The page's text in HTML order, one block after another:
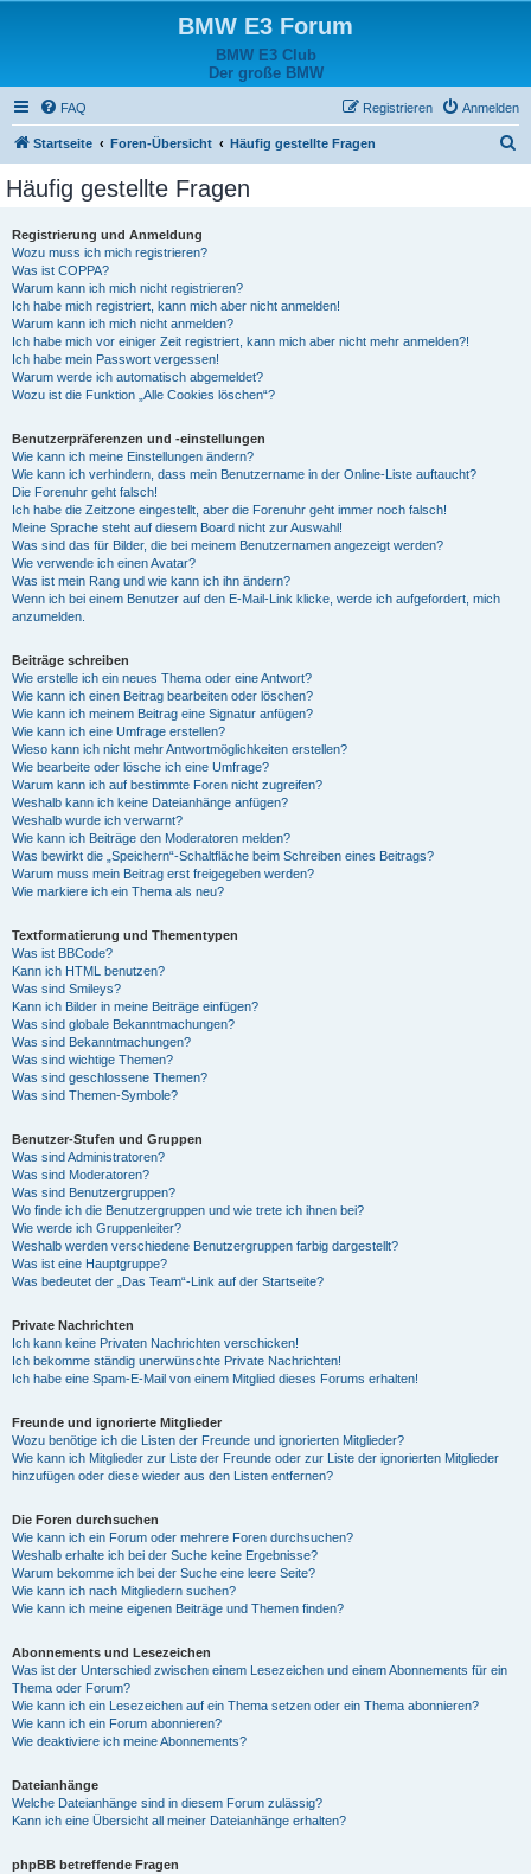
BMW E3 Forum
BMW E3 Club
Der große BMW
FAQ Anmelden
Registrieren
Startseite Foren-Übersicht Häufig gestellte Fragen
Häufig gestellte Fragen
Registrierung und Anmeldung
Wozu muss ich mich registrieren?
Was ist COPPA?
Warum kann ich mich nicht registrieren?
Ich habe mich registriert, kann mich aber nicht anmelden!
Warum kann ich mich nicht anmelden?
Ich habe mich vor einiger Zeit registriert, kann mich aber nicht mehr anmelden?!
Ich habe mein Passwort vergessen!
Warum werde ich automatisch abgemeldet?
Wozu ist die Funktion „Alle Cookies löschen“?
Benutzerpräferenzen und -einstellungen
Wie kann ich meine Einstellungen ändern?
Wie kann ich verhindern, dass mein Benutzername in der Online-Liste auftaucht?
Die Forenuhr geht falsch!
Ich habe die Zeitzone eingestellt, aber die Forenuhr geht immer noch falsch!
Meine Sprache steht auf diesem Board nicht zur Auswahl!
Was sind das für Bilder, die bei meinem Benutzernamen angezeigt werden?
Wie verwende ich einen Avatar?
Was ist mein Rang und wie kann ich ihn ändern?
Wenn ich bei einem Benutzer auf den E-Mail-Link klicke, werde ich aufgefordert, mich
anzumelden.
Beiträge schreiben
Wie erstelle ich ein neues Thema oder eine Antwort?
Wie kann ich einen Beitrag bearbeiten oder löschen?
Wie kann ich meinem Beitrag eine Signatur anfügen?
Wie kann ich eine Umfrage erstellen?
Wieso kann ich nicht mehr Antwortmöglichkeiten erstellen?
Wie bearbeite oder lösche ich eine Umfrage?
Warum kann ich auf bestimmte Foren nicht zugreifen?
Weshalb kann ich keine Dateianhänge anfügen?
Weshalb wurde ich verwarnt?
Wie kann ich Beiträge den Moderatoren melden?
Was bewirkt die „Speichern“-Schaltfläche beim Schreiben eines Beitrags?
Warum muss mein Beitrag erst freigegeben werden?
Wie markiere ich ein Thema als neu?
Textformatierung und Thementypen
Was ist BBCode?
Kann ich HTML benutzen?
Was sind Smileys?
Kann ich Bilder in meine Beiträge einfügen?
Was sind globale Bekanntmachungen?
Was sind Bekanntmachungen?
Was sind wichtige Themen?
Was sind geschlossene Themen?
Was sind Themen-Symbole?
Benutzer-Stufen und Gruppen
Was sind Administratoren?
Was sind Moderatoren?
Was sind Benutzergruppen?
Wo finde ich die Benutzergruppen und wie trete ich ihnen bei?
Wie werde ich Gruppenleiter?
Weshalb werden verschiedene Benutzergruppen farbig dargestellt?
Was ist eine Hauptgruppe?
Was bedeutet der „Das Team“-Link auf der Startseite?
Private Nachrichten
Ich kann keine Privaten Nachrichten verschicken!
Ich bekomme ständig unerwünschte Private Nachrichten!
Ich habe eine Spam-E-Mail von einem Mitglied dieses Forums erhalten!
Freunde und ignorierte Mitglieder
Wozu benötige ich die Listen der Freunde und ignorierten Mitglieder?
Wie kann ich Mitglieder zur Liste der Freunde oder zur Liste der ignorierten Mitglieder
hinzufügen oder diese wieder aus den Listen entfernen?
Die Foren durchsuchen
Wie kann ich ein Forum oder mehrere Foren durchsuchen?
Weshalb erhalte ich bei der Suche keine Ergebnisse?
Warum bekomme ich bei der Suche eine leere Seite?
Wie kann ich nach Mitgliedern suchen?
Wie kann ich meine eigenen Beiträge und Themen finden?
Abonnements und Lesezeichen
Was ist der Unterschied zwischen einem Lesezeichen und einem Abonnements für ein
Thema oder Forum?
Wie kann ich ein Lesezeichen auf ein Thema setzen oder ein Thema abonnieren?
Wie kann ich ein Forum abonnieren?
Wie deaktiviere ich meine Abonnements?
Dateianhänge
Welche Dateianhänge sind in diesem Forum zulässig?
Kann ich eine Übersicht all meiner Dateianhänge erhalten?
phpBB betreffende Fragen